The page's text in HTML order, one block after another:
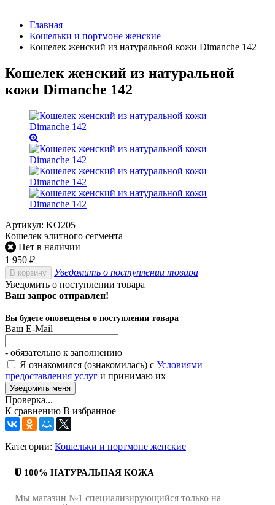
Главная
Кошельки и портмоне женские
Кошелек женский из натуральной кожи Dimanche 142
Кошелек женский из натуральной
кожи Dimanche 142
Артикул: KO205
Кошелек элитного сегмента
Нет в наличии
1 950 ₽
В корзину
Уведомить о поступлении товара
Уведомить о поступлении товара
Ваш запрос отправлен!
Вы будете оповещены о поступлении товара
Ваш E-Mail
- обязательно к заполнению
Я ознакомился (ознакомилась) с Условиями
предоставления услуг и принимаю их
Проверка...
К сравнению В избранное
Категории: Кошельки и портмоне женские
100% НАТУРАЛЬНАЯ КОЖА
Мы магазин №1 специализирующийся только на